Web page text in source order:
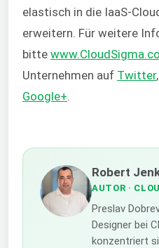
elastisch in die IaaS-
erweitern. Für weitere
bitte
Unternehmen auf Twitter,
Google+
Robert
AUTOR ·
Preslav
Designer bei
konzentriert